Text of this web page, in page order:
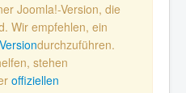
Joomla!-Version, die
Wir empfehlen, ein
durchzuführen.
stehen
offiziellen